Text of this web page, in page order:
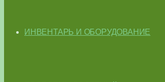
ИНВЕНТАРЬ И ОБОРУДОВАНИЕ